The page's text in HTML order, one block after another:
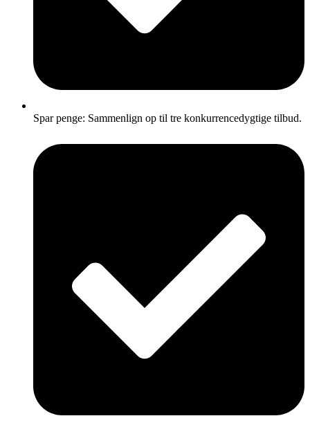
Spar penge: Sammenlign op til tre konkurrencedygtige tilbud.